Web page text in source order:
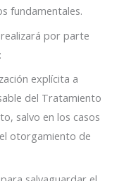
fundamentales.
por parte
explícita a
del Tratamiento
salvo en los casos
otorgamiento de